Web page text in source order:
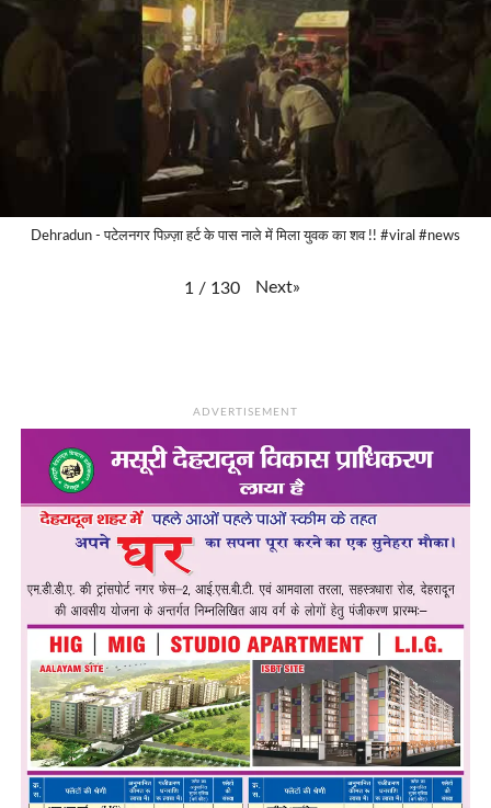
Dehradun - पटेलनगर पिज़्ज़ा हर्ट के पास नाले में मिला युवक का शव !! #viral #news
1 / 130 Next»
ADVERTISEMENT